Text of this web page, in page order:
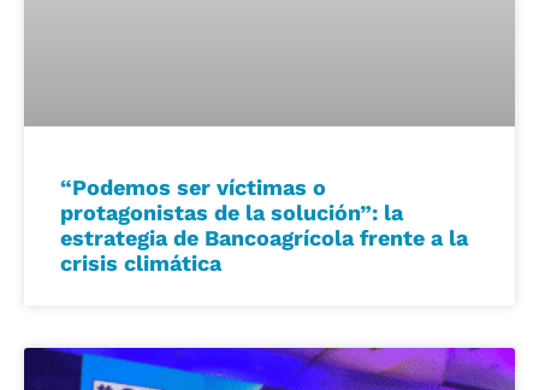
“Podemos ser víctimas o
protagonistas de la solución”: la
estrategia de Bancoagrícola frente a la
crisis climática